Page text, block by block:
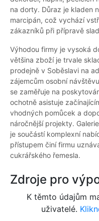
na dorty. Důraz je kladen
marcipán, což vychází
zákazníků při přípravě
Výhodou firmy je vysoká
většina zboží je trvale
prodejně v Soběslavi na
zájemcům osobní
se zaměřuje na
ochotně asistuje
vhodných pomůcek a
náročnější projekty.
je součástí komplexní
přístupem činí firmu
cukrářského řemesla.
Zdroje pro
K těmto údajům
uživatelé.